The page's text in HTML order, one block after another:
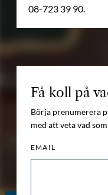
08-723 39 90.
Få koll på
Börja prenumerera
med att veta vad
EMAIL